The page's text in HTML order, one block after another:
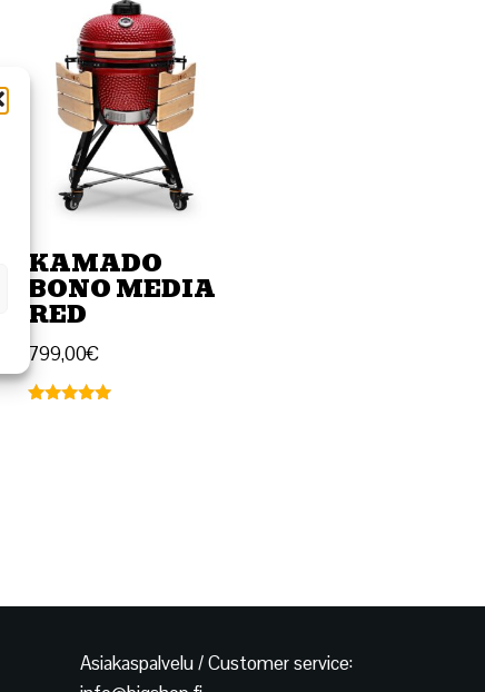
KAMADO
BONO MEDIA
RED
799,00€
Asiakaspalvelu / Customer service: